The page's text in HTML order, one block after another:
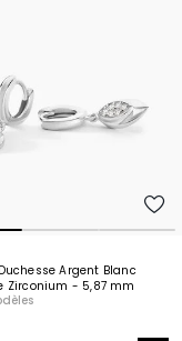
Argent Blanc
Zirconium - 5,87 mm